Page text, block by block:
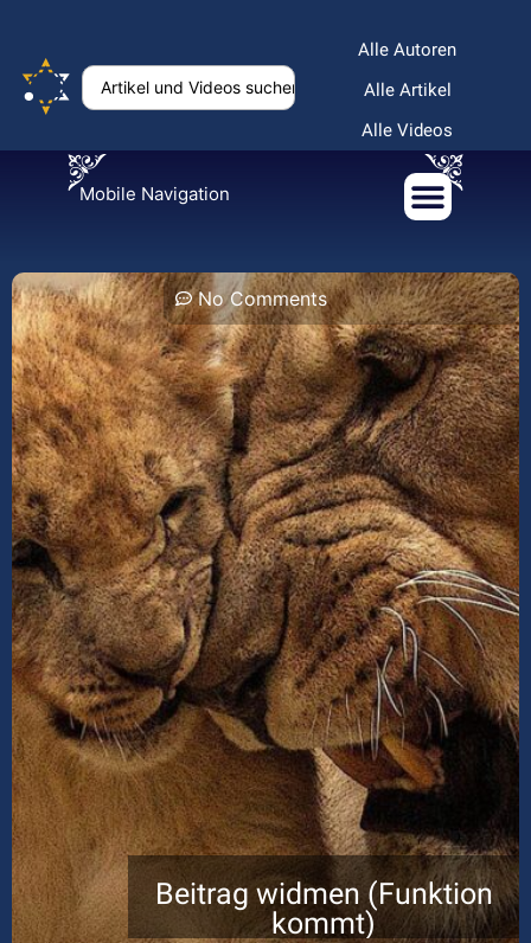
Alle Autoren
Alle Artikel
Alle Videos
Mobile Navigation
No Comments
Beitrag widmen (Funktion
kommt)